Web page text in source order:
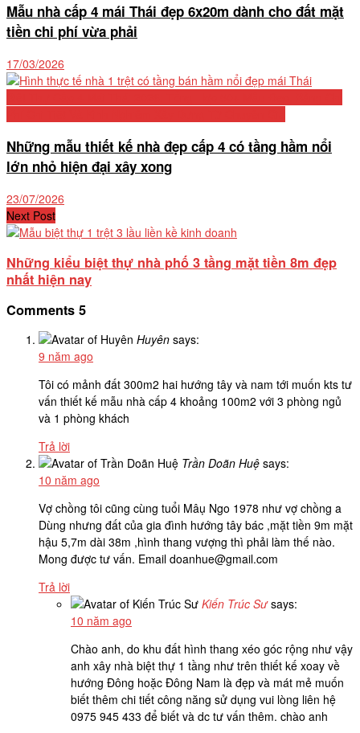
Mẫu nhà cấp 4 mái Thái đẹp 6x20m dành cho đất mặt
tiền chi phí vừa phải
17/03/2026
Những mẫu thiết kế nhà đẹp cấp 4 có tầng hầm nổi
lớn nhỏ hiện đại xây xong
23/07/2026
Next Post
Những kiểu biệt thự nhà phố 3 tầng mặt tiền 8m đẹp
nhất hiện nay
Comments 5
Huyên says:
9 năm ago
Tôi có mảnh đất 300m2 hai hướng tây và nam tới muốn kts tư
vấn thiết kế mẫu nhà cấp 4 khoảng 100m2 với 3 phòng ngủ
và 1 phòng khách
Trả lời
Trần Doãn Huệ says:
10 năm ago
Vợ chồng tôi cũng cùng tuổi Mâụ Ngo 1978 như vợ chồng a
Dùng nhưng đất của gia đình hướng tây bác ,mặt tiền 9m mặt
hậu 5,7m dài 38m ,hình thang vượng thì phải làm thế nào.
Mong được tư vấn. Email doanhue@gmail.com
Trả lời
Kiến Trúc Sư says:
10 năm ago
Chào anh, do khu đất hình thang xéo góc rộng như vậy
anh xây nhà biệt thự 1 tầng như trên thiết kế xoay về
hướng Đông hoặc Đông Nam là đẹp và mát mẻ muốn
biết thêm chi tiết công năng sử dụng vui lòng liên hệ
0975 945 433 để biết và dc tư vấn thêm. chào anh